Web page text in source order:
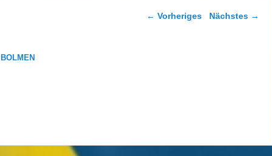
Bilder-Navigation
← Vorheriges Nächstes →
BOLMEN